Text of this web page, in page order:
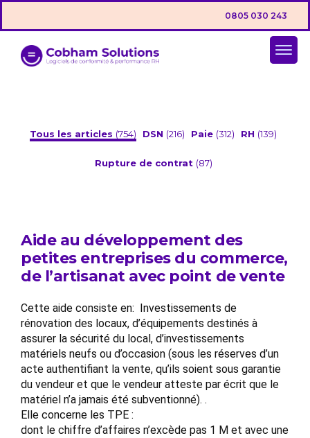
0805 030 243
Tous les articles (754) DSN (216) Paie (312) RH (139)
Rupture de contrat (87)
Aide au développement des
petites entreprises du commerce,
de l’artisanat avec point de vente
Cette aide consiste en: Investissements de
rénovation des locaux, d’équipements destinés à
assurer la sécurité du local, d’investissements
matériels neufs ou d’occasion (sous les réserves d’un
acte authentifiant la vente, qu’ils soient sous garantie
du vendeur et que le vendeur atteste par écrit que le
matériel n’a jamais été subventionné). .
Elle concerne les TPE :
dont le chiffre d’affaires n’excède pas 1 M et avec une